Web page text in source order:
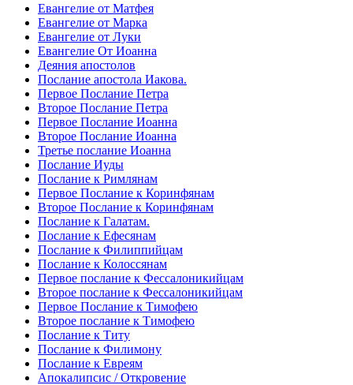
Евангелие от Матфея
Евангелие от Марка
Евангелие от Луки
Евангелие От Иоанна
Деяния апостолов
Послание апостола Иакова.
Первое Послание Петра
Второе Послание Петра
Первое Послание Иоанна
Второе Послание Иоанна
Третье послание Иоанна
Послание Иуды
Послание к Римлянам
Первое Послание к Коринфянам
Второе Послание к Коринфянам
Послание к Галатам.
Послание к Ефесянам
Послание к Филиппийцам
Послание к Колоссянам
Первое послание к Фессалоникийцам
Второе послание к Фессалоникийцам
Первое Послание к Тимофею
Второе послание к Тимофею
Послание к Титу
Послание к Филимону
Послание к Евреям
Апокалипсис / Откровение